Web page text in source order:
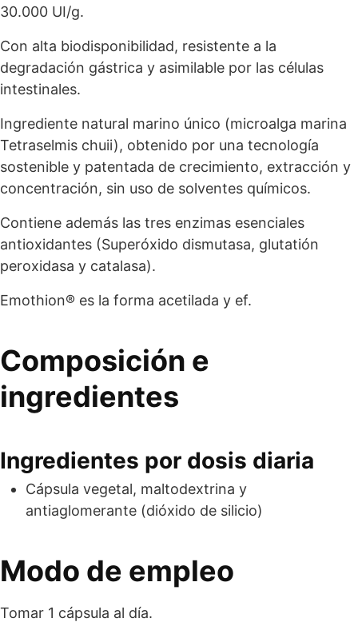
30.000 UI/g.
Con alta biodisponibilidad, resistente a la
degradación gástrica y asimilable por las células
intestinales.
Ingrediente natural marino único (microalga marina
Tetraselmis chuii), obtenido por una tecnología
sostenible y patentada de crecimiento, extracción y
concentración, sin uso de solventes químicos.
Contiene además las tres enzimas esenciales
antioxidantes (Superóxido dismutasa, glutatión
peroxidasa y catalasa).
Emothion® es la forma acetilada y ef.
Composición e
ingredientes
Ingredientes por dosis diaria
Cápsula vegetal, maltodextrina y
antiaglomerante (dióxido de silicio)
Modo de empleo
Tomar 1 cápsula al día.